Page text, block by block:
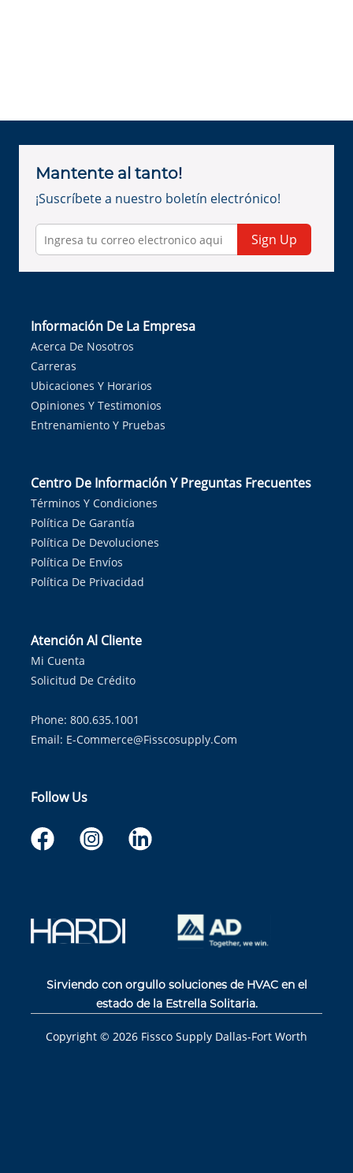
Mantente al tanto!
¡Suscríbete a nuestro boletín electrónico!
Sign Up
Información De La Empresa
Acerca De Nosotros
Carreras
Ubicaciones Y Horarios
Opiniones Y Testimonios
Entrenamiento Y Pruebas
Centro De Información Y Preguntas Frecuentes
Términos Y Condiciones
Política De Garantía
Política De Devoluciones
Política De Envíos
Política De Privacidad
Atención Al Cliente
Mi Cuenta
Solicitud De Crédito
Phone: 800.635.1001
Email: E-Commerce@fisscosupply.com
Follow Us
Sirviendo con orgullo soluciones de HVAC en el
estado de la Estrella Solitaria.
Copyright © 2026 Fissco Supply Dallas-Fort Worth